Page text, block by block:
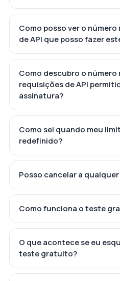
Como posso ver o
de API que posso fazer
Como descubro o número
requisições de API
assinatura?
Como sei quando meu
redefinido?
Posso cancelar a
Como funciona o teste
O que acontece se eu
teste gratuito?